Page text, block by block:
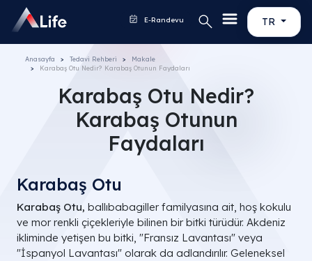
TR
E-Randevu
Anasayfa Tedavi Rehberi
Makale
Karabaş Otu Nedir? Karabaş Otunun Faydaları
Karabaş Otu Nedir?
Karabaş Otunun
Faydaları
Karabaş Otu
Karabaş Otu, ballıbabagiller familyasına ait, hoş kokulu
ve mor renkli çiçekleriyle bilinen bir bitki türüdür. Akdeniz
ikliminde yetişen bu bitki, "Fransız Lavantası" veya
"İspanyol Lavantası" olarak da adlandırılır. Geleneksel